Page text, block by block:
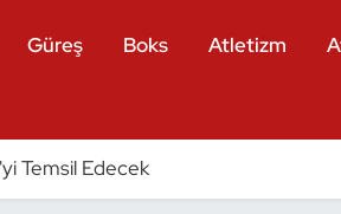
Güreş Boks Atletizm
Temsil Edecek